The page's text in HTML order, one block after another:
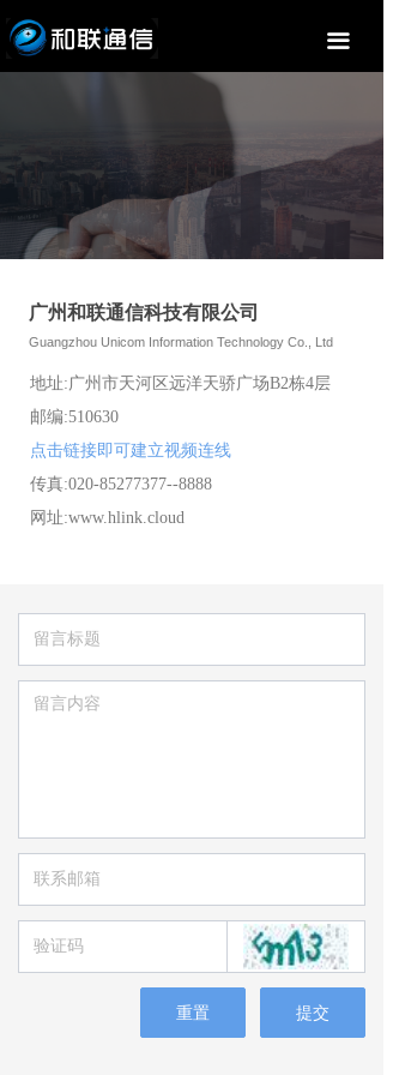
끀
首页
关于我们
设备网管
行内资讯
联系我们
提交
重置
地址:广州市天河区远洋天骄广场B2栋4层
邮编:510630
点击链接即可建立视频连线
传真:020-85277377--8888
网址:www.hlink.cloud
广州和联通信科技有限公司
Guangzhou Unicom Information Technology Co., Ltd